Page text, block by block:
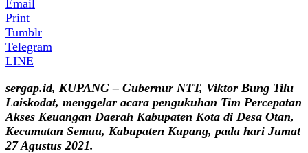
Email
Print
Tumblr
Telegram
LINE
sergap.id, KUPANG – Gubernur NTT, Viktor Bung Tilu
Laiskodat, menggelar acara pengukuhan Tim Percepatan
Akses Keuangan Daerah Kabupaten Kota di Desa Otan,
Kecamatan Semau, Kabupaten Kupang, pada hari Jumat
27 Agustus 2021.